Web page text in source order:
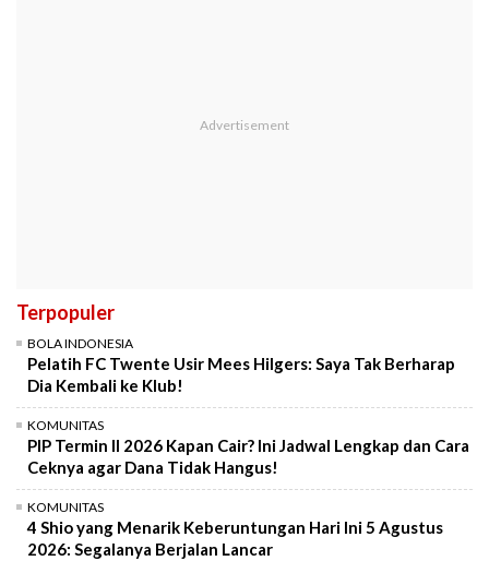
Terpopuler
BOLA INDONESIA
Pelatih FC Twente Usir Mees Hilgers: Saya Tak Berharap
Dia Kembali ke Klub!
KOMUNITAS
PIP Termin II 2026 Kapan Cair? Ini Jadwal Lengkap dan Cara
Ceknya agar Dana Tidak Hangus!
KOMUNITAS
4 Shio yang Menarik Keberuntungan Hari Ini 5 Agustus
2026: Segalanya Berjalan Lancar